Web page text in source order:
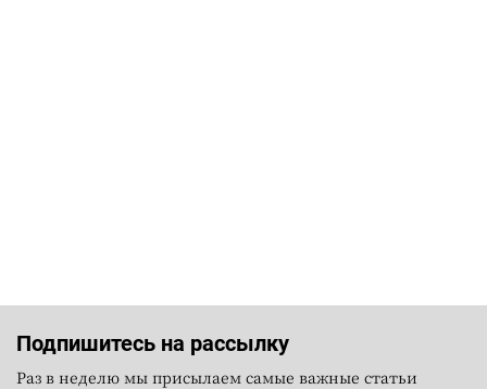
Подпишитесь на рассылку
Раз в неделю мы присылаем самые важные статьи